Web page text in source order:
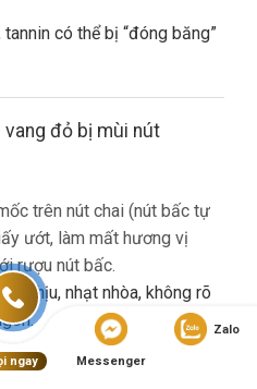
có thể bị “đóng băng”
đỏ bị mùi nút
trên nút chai (nút bấc tự
ướt, làm mất hương vị
rượu nút bấc.
chịu, nhạt nhòa, không rõ
hệ cửa hàng đổi trả (nếu có
ngay Messenger
Zalo